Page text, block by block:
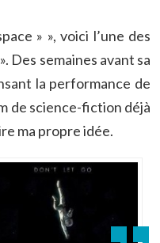
» », voici l’une des
Des semaines avant sa
la performance de
de science-fiction déjà
ma propre idée.